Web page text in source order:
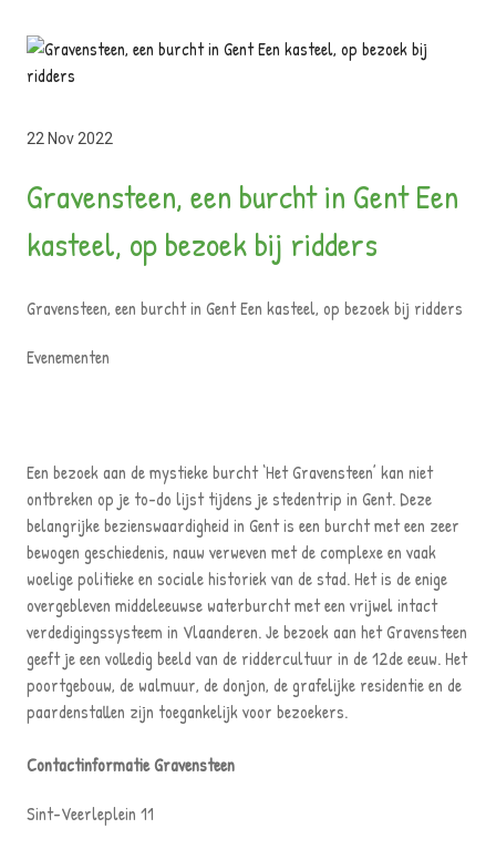
22 Nov 2022
Gra­ven­steen, een burcht in Gent Een
kasteel, op bezoek bij ridders
Gra­ven­steen, een burcht in Gent Een kasteel, op bezoek bij ridders
Eve­ne­men­ten
Een bezoek aan de mystieke burcht ‘Het Gravensteen’ kan niet
ontbreken op je to-do lijst tijdens je stedentrip in Gent. Deze
belangrijke bezienswaardigheid in Gent is een burcht met een zeer
bewogen geschiedenis, nauw verweven met de complexe en vaak
woelige politieke en sociale historiek van de stad. Het is de enige
overgebleven middeleeuwse waterburcht met een vrijwel intact
verdedigingssysteem in Vlaanderen. Je bezoek aan het Gravensteen
geeft je een volledig beeld van de riddercultuur in de 12de eeuw. Het
poortgebouw, de walmuur, de donjon, de grafelijke residentie en de
paardenstallen zijn toegankelijk voor bezoekers.
Contactinformatie Gravensteen
Sint-Veerleplein 11